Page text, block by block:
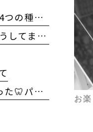
お
電動歯ブラシに4つの種類がある！
仕上げ磨き どうしてますか?
1本歯が無くなった🦷パート2